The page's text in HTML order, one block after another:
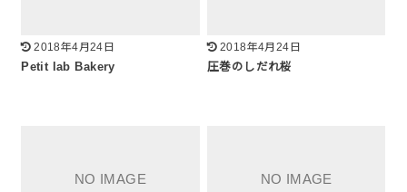
2018年4月24日
Petit lab Bakery
2018年4月24日
圧巻のしだれ桜